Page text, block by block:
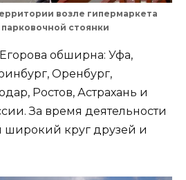
возле гипермаркета
стоянки
обширна: Уфа,
Оренбург,
Ростов, Астрахань и
За время деятельности
широкий круг друзей и